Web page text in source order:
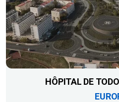
HÔPITAL DE